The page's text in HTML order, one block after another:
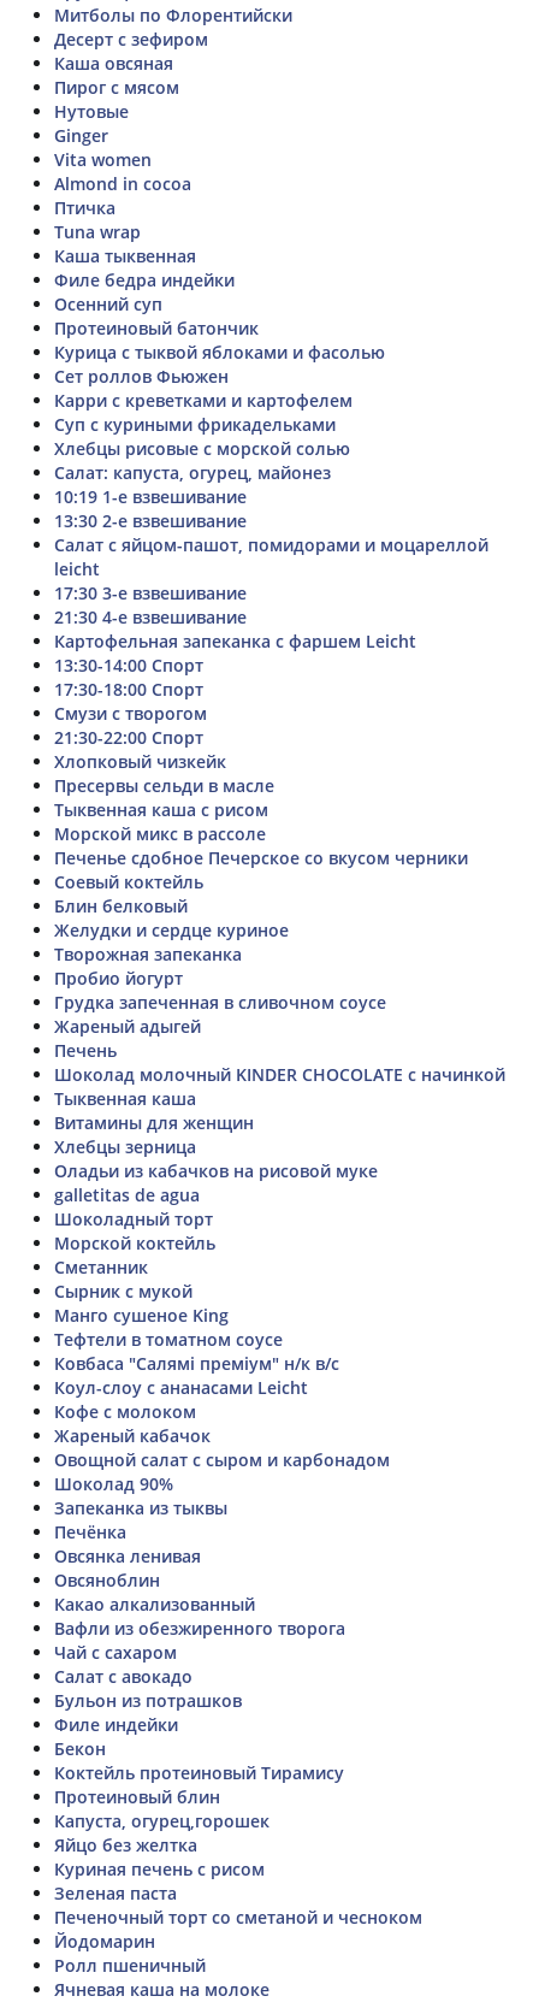
Митболы по Флорентийски
Десерт с зефиром
Каша овсяная
Пирог с мясом
Нутовые
Ginger
Vita women
Almond in cocoa
Птичка
Tuna wrap
Каша тыквенная
Филе бедра индейки
Осенний суп
Протеиновый батончик
Курица с тыквой яблоками и фасолью
Сет роллов Фьюжен
Карри с креветками и картофелем
Суп с куриными фрикадельками
Хлебцы рисовые с морской солью
Салат: капуста, огурец, майонез
10:19 1-е взвешивание
13:30 2-е взвешивание
Салат с яйцом-пашот, помидорами и моцареллой
leicht
17:30 3-е взвешивание
21:30 4-е взвешивание
Картофельная запеканка с фаршем Leicht
13:30-14:00 Спорт
17:30-18:00 Спорт
Смузи с творогом
21:30-22:00 Спорт
Хлопковый чизкейк
Пресервы сельди в масле
Тыквенная каша с рисом
Морской микс в рассоле
Печенье сдобное Печерское со вкусом черники
Соевый коктейль
Блин белковый
Желудки и сердце куриное
Творожная запеканка
Пробио йогурт
Грудка запеченная в сливочном соусе
Жареный адыгей
Печень
Шоколад молочный KINDER CHOCOLATE с начинкой
Тыквенная каша
Витамины для женщин
Хлебцы зерница
Оладьи из кабачков на рисовой муке
galletitas de agua
Шоколадный торт
Морской коктейль
Сметанник
Сырник с мукой
Манго сушеное King
Тефтели в томатном соусе
Ковбаса "Салямі преміум" н/к в/с
Коул-слоу с ананасами Leicht
Кофе с молоком
Жареный кабачок
Овощной салат с сыром и карбонадом
Шоколад 90%
Запеканка из тыквы
Печёнка
Овсянка ленивая
Овсяноблин
Какао алкализованный
Вафли из обезжиренного творога
Чай с сахаром
Салат с авокадо
Бульон из потрашков
Филе индейки
Бекон
Коктейль протеиновый Тирамису
Протеиновый блин
Капуста, огурец,горошек
Яйцо без желтка
Куриная печень с рисом
Зеленая паста
Печеночный торт со сметаной и чесноком
Йодомарин
Ролл пшеничный
Ячневая каша на молоке